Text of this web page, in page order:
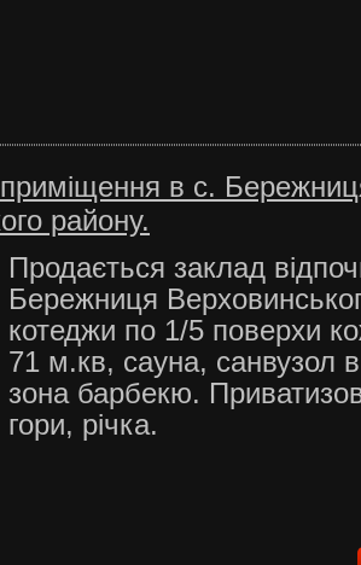
приміщення в с.
району.
Продається заклад
Бережниця
котеджи по 1/5 поверхи
71 м.кв, сауна, санвузол
зона барбекю.
гори, річка.